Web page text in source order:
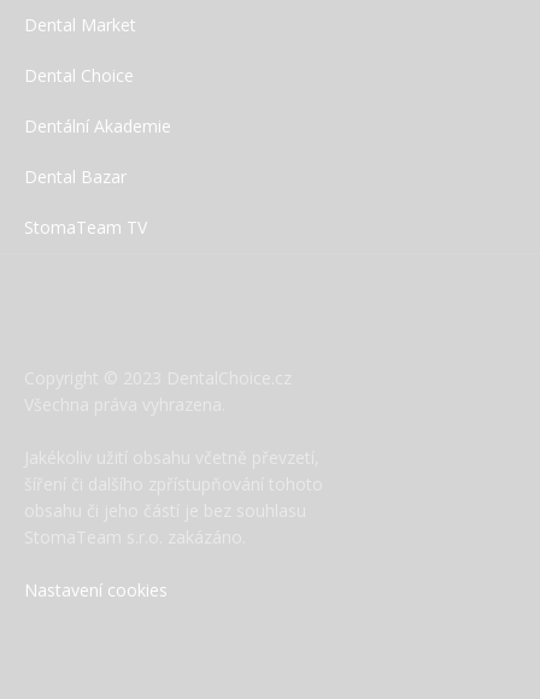
Dental Market
Dental Choice
Dentální Akademie
Dental Bazar
StomaTeam TV
Nastavení cookies